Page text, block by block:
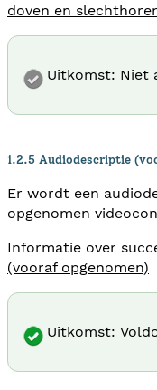
doven en
Uitkomst: Niet
1.2.5 Audiodescriptie
Er wordt een
opgenomen
Informatie over
(vooraf opgenomen)
Uitkomst: